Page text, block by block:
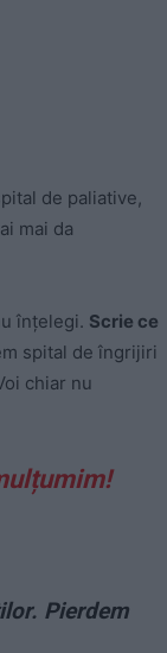
de paliative,
mai da
înţelegi. Scrie ce
spital de îngrijiri
chiar nu
Pierdem